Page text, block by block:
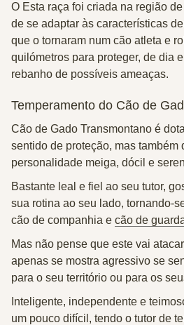
O Esta raça foi criada na região
de se adaptar às características
que o tornaram num cão atleta e
quilómetros para proteger, de dia
rebanho de possíveis ameaças.
Temperamento do Cão de
Cão de Gado Transmontano é
sentido de proteção, mas também
personalidade meiga, dócil e
Bastante leal e fiel ao seu tutor,
sua rotina ao seu lado, tornando-
cão de companhia e cão de
Mas não pense que este vai
apenas se mostra agressivo se
para o seu território ou para os
Inteligente, independente e
um pouco difícil, tendo o tutor de